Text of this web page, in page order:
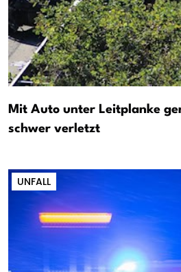
Mit Auto unter Leitplanke
schwer verletzt
UNFALL